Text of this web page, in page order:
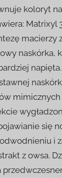
koloryt
macierzy
naskórka,
się
i
z owsa.